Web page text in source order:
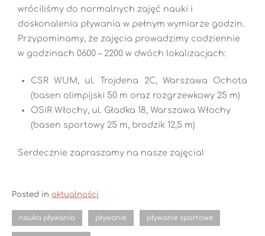
wróciliśmy do normalnych zajęć nauki i
doskonalenia pływania w pełnym wymiarze godzin.
Przypominamy, że zajęcia prowadzimy codziennie
w godzinach 0600 – 2200 w dwóch lokalizacjach:
CSR WUM, ul. Trojdena 2C, Warszawa Ochota
(basen olimpijski 50 m oraz rozgrzewkowy 25 m)
OSiR Włochy, ul. Gładka 18, Warszawa Włochy
(basen sportowy 25 m, brodzik 12,5 m)
Serdecznie zapraszamy na nasze zajęcia!
Posted in aktualności
nauka pływania pływanie pływanie sportowe